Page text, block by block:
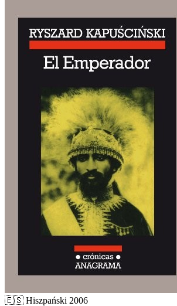
🇪🇸 Hiszpański 2006